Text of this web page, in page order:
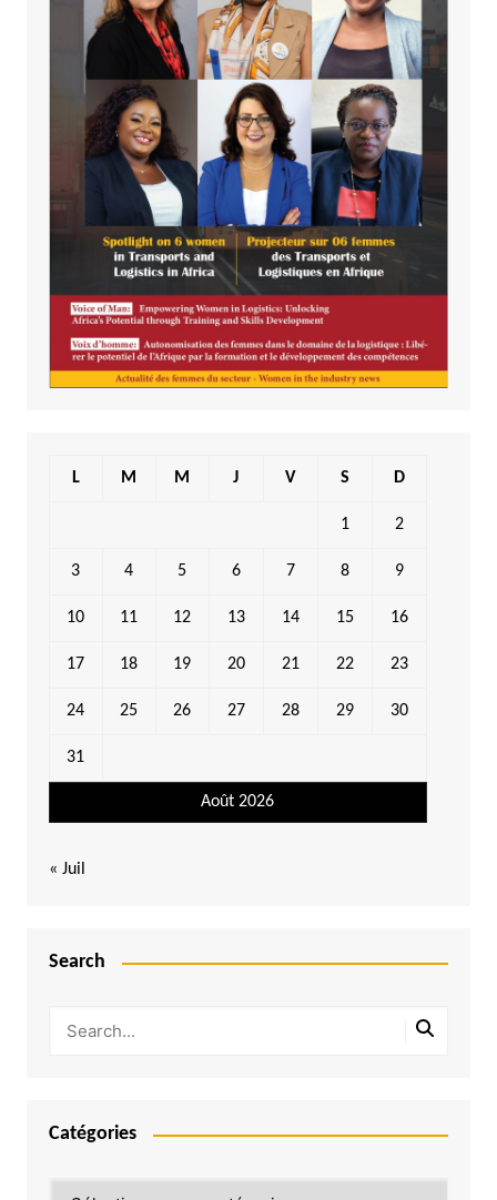
Août 2026
L M M J V S D
1 2
3 4 5 6 7 8 9
10 11 12 13 14 15 16
17 18 19 20 21 22 23
24 25 26 27 28 29 30
31
« Juil
Search
Catégories